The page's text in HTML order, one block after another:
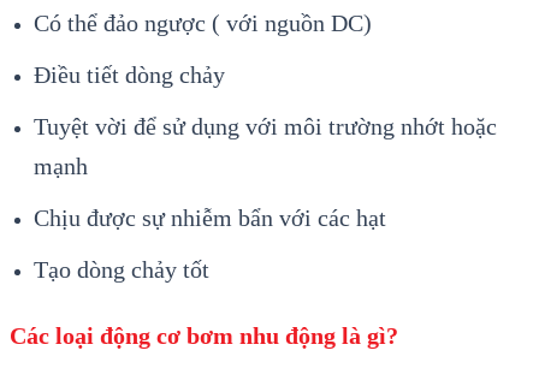
Có thể đảo ngược ( với nguồn DC)
Điều tiết dòng chảy
Tuyệt vời để sử dụng với môi trường nhớt hoặc
mạnh
Chịu được sự nhiễm bẩn với các hạt
Tạo dòng chảy tốt
Các loại động cơ bơm nhu động là gì?